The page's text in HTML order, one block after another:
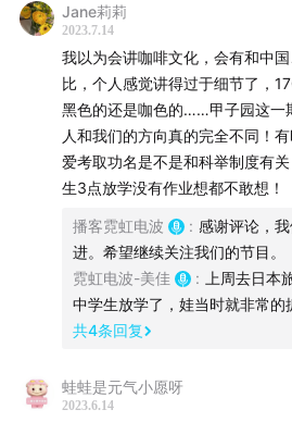
您可以在小宇宙、苹果播客、喜马
节目，欢迎点赞、收藏、关注、订
邮箱：nihongdianbo@gmail.com
# MIRA咖啡
Jane莉莉
2023.7.14
我以为会讲咖啡文化，会有和中
比，个人感觉讲得过于细节了，
黑色的还是咖色的……甲子园这一
人和我们的方向真的完全不同！
爱考取功名是不是和科举制度有
生3点放学没有作业想都不敢想！
播客霓虹电波 : 感谢评论，
进。希望继续关注我们的节目。
霓虹电波-美佳
:
上周去日本
中学生放学了，娃当时就非常的
共4条回复
蛙蛙是元气小愿呀
2023.6.14